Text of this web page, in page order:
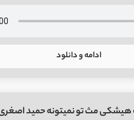
ادامه و دانلود
هیشکی مث تو نمیتونه حمید